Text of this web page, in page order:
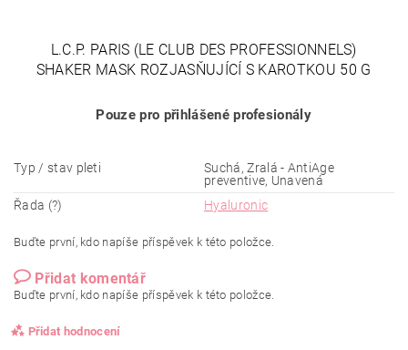
L.C.P. PARIS (LE CLUB DES PROFESSIONNELS)
SHAKER MASK ROZJASŇUJÍCÍ S KAROTKOU 50 G
Pouze pro přihlášené profesionály
Typ / stav pleti
Suchá, Zralá - AntiAge
preventive, Unavená
Řada (?)
Hyaluronic
Buďte první, kdo napíše příspěvek k této položce.
Přidat komentář
Buďte první, kdo napíše příspěvek k této položce.
Přidat hodnocení